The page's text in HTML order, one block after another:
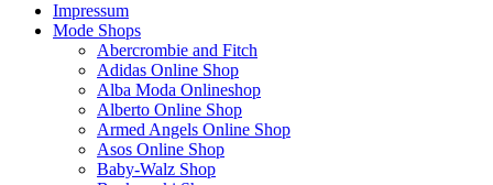
Impressum
Mode Shops
Abercrombie and Fitch
Adidas Online Shop
Alba Moda Onlineshop
Alberto Online Shop
Armed Angels Online Shop
Asos Online Shop
Baby-Walz Shop